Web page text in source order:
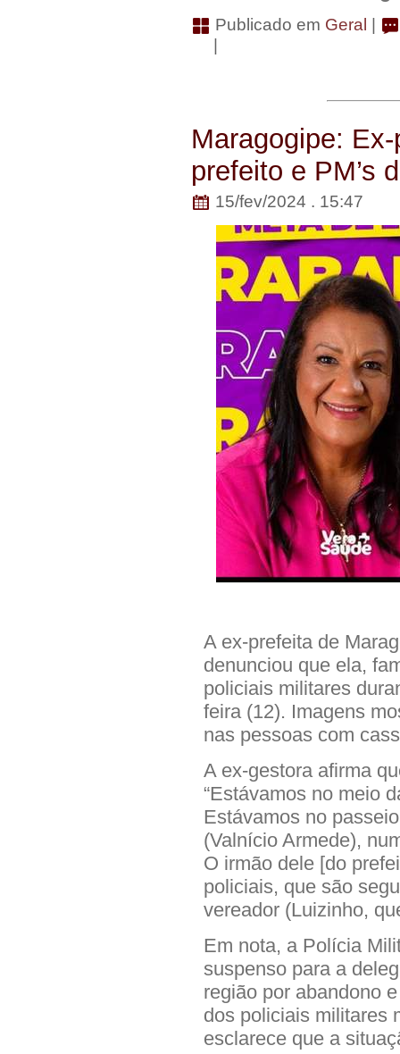
Publicado em Geral |
|
Maragogipe:
prefeito e PM’s
15/fev/2024 . 15:47
A ex-prefeita de
denunciou que ela,
policiais militares
feira (12). Imagens
nas pessoas com
A ex-gestora afirma
“Estávamos no meio
Estávamos no
(Valnício Armede),
O irmão dele [do
policiais, que são
vereador (Luizinho,
Em nota, a Polícia
suspenso para a
região por abandono
dos policiais militares
esclarece que a